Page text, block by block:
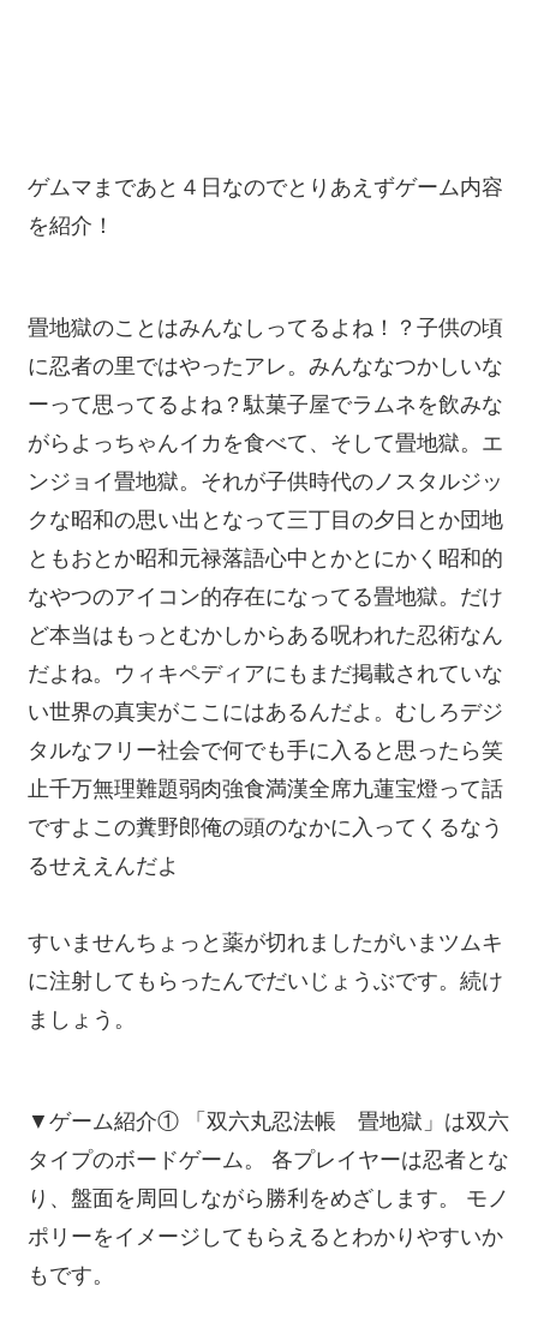
ゲムマまであと４日なのでとりあえずゲーム内容
を紹介！
畳地獄のことはみんなしってるよね！？子供の頃
に忍者の里ではやったアレ。みんななつかしいな
ーって思ってるよね？駄菓子屋でラムネを飲みな
がらよっちゃんイカを食べて、そして畳地獄。エ
ンジョイ畳地獄。それが子供時代のノスタルジッ
クな昭和の思い出となって三丁目の夕日とか団地
ともおとか昭和元禄落語心中とかとにかく昭和的
なやつのアイコン的存在になってる畳地獄。だけ
ど本当はもっとむかしからある呪われた忍術なん
だよね。ウィキペディアにもまだ掲載されていな
い世界の真実がここにはあるんだよ。むしろデジ
タルなフリー社会で何でも手に入ると思ったら笑
止千万無理難題弱肉強食満漢全席九蓮宝燈って話
ですよこの糞野郎俺の頭のなかに入ってくるなう
るせええんだよ
すいませんちょっと薬が切れましたがいまツムキ
に注射してもらったんでだいじょうぶです。続け
ましょう。
▼ゲーム紹介① 「双六丸忍法帳 畳地獄」は双六
タイプのボードゲーム。 各プレイヤーは忍者とな
り、盤面を周回しながら勝利をめざします。 モノ
ポリーをイメージしてもらえるとわかりやすいか
もです。